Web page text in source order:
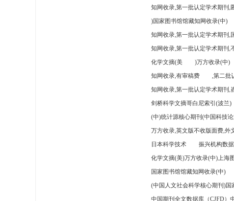
知网收录,第一批认定学术期刊,
)国家图书馆馆藏知网收录(中)
知网收录,第一批认定学术期刊,
知网收录,第一批认定学术期刊,
化学文摘(美
)万方收录(中)
知网收录,有审稿费
,第二批
知网收录,第一批认定学术期刊,
剑桥科学文摘哥白尼索引(波兰)
(中)统计源核心期刊(中国科技
万方收录,英文版不收版面费,外
日本科学技术
振兴机构数
化学文摘(美)万方收录(中)上海
国家图书馆馆藏知网收录(中)
(中国人文社会科学核心期刊)国
中国期刊全文数据库（CJFD）